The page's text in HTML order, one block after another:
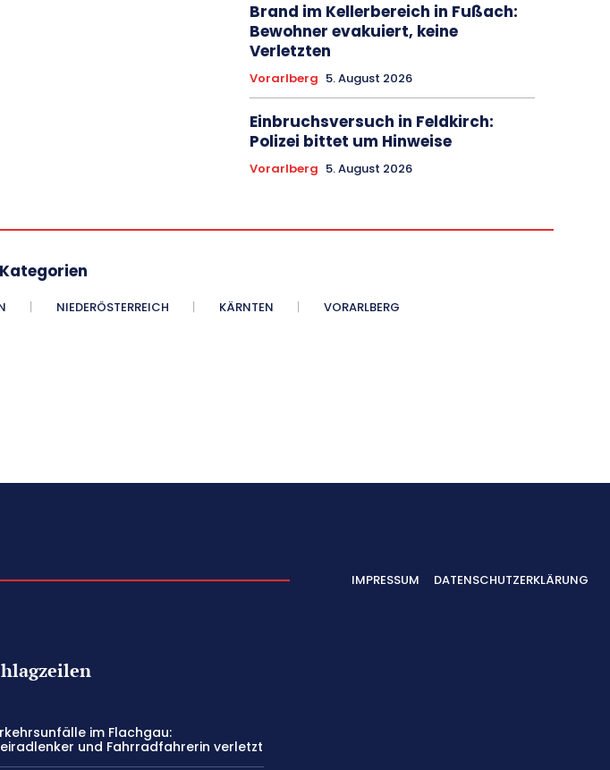
Brand im Kellerbereich in Fußach:
Bewohner evakuiert, keine
Verletzten
Vorarlberg 5. August 2026
Einbruchsversuch in Feldkirch:
Polizei bittet um Hinweise
Vorarlberg 5. August 2026
NIEDERÖSTERREICH KÄRNTEN VORARLBERG
IMPRESSUM DATENSCHUTZERKLÄRUNG
im Flachgau:
und Fahrradfahrerin verletzt